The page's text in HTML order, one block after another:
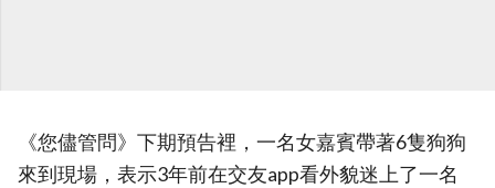
《您儘管問》下期預告裡，一名女嘉賓帶著6隻狗狗
來到現場，表示3年前在交友app看外貌迷上了一名